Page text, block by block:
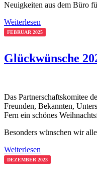
Neuigkeiten aus dem Büro
Weiterlesen
FEBRUAR 2025
Glückwünsche
Das Partnerschaftskomitee
Freunden, Bekannten,
Fern ein schönes
Besonders wünschen wir
Weiterlesen
DEZEMBER 2023